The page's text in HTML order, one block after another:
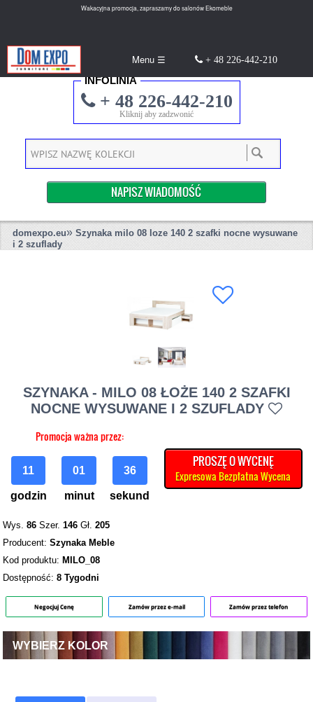
Wakacyjna promocja, zapraszamy do salonów Ekomeble
Menu ☰ + 48 226-442-210
INFOLINIA
+ 48 226-442-210
Kliknij aby zadzwonić
NAPISZ WIADOMOŚĆ
domexpo.eu» Szynaka milo 08 loze 140 2 szafki nocne wysuwane
i 2 szuflady
SZYNAKA - MILO 08 ŁOŻE 140 2 SZAFKI
NOCNE WYSUWANE I 2 SZUFLADY
Promocja ważna przez:
11
godzin
01
minut
36
sekund
PROSZĘ O WYCENĘ
Expresowa Bezpłatna Wycena
Wys.86 Szer.146 Gł.205
Producent:Szynaka Meble
Kod produktu: MILO_08
Dostępność:8 Tygodni
Negocjuj Cenę Zamów przez e-mail Zamów przez telefon
WYBIERZ KOLOR